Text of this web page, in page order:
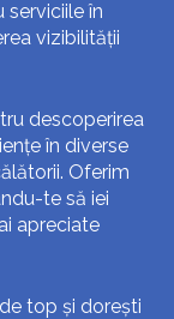
în
vizibilității
descoperirea
în diverse
Oferim
te să iei
apreciate
top și dorești